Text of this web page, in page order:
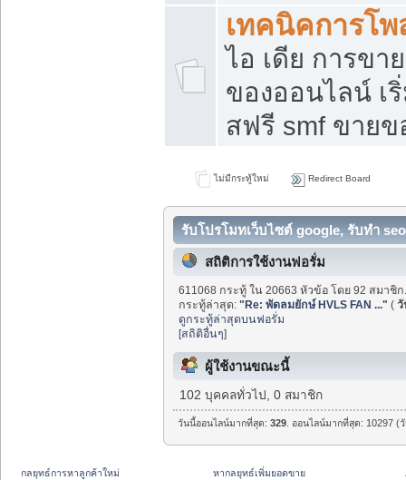
เทคนิคการโ
ไอ เดีย การขา
ของออนไลน์ เ
สฟรี smf ขาย
ไม่มีกระทู้ใหม่ Redirect Board
รับโปรโมทเว็บไซต์ google, รับทำ
สถิติการใช้งานฟอรั่ม
611068 กระทู้ ใน 20663 หัวข้อ โดย 92 สมาชิ
กระทู้ล่าสุด:"Re: พัดลมยักษ์ HVLS FAN ..." (
ดูกระทู้ล่าสุดบนฟอรั่ม
[สถิติอื่นๆ]
ผู้ใช้งานขณะนี้
102 บุคคลทั่วไป, 0 สมาชิก
วันนี้ออนไลน์มากที่สุด:329 . ออนไลน์มากที่สุด: 10297
กลยุทธ์การหาลูกค้าใหม่
หากลยุทธ์เพิ่มยอดขาย